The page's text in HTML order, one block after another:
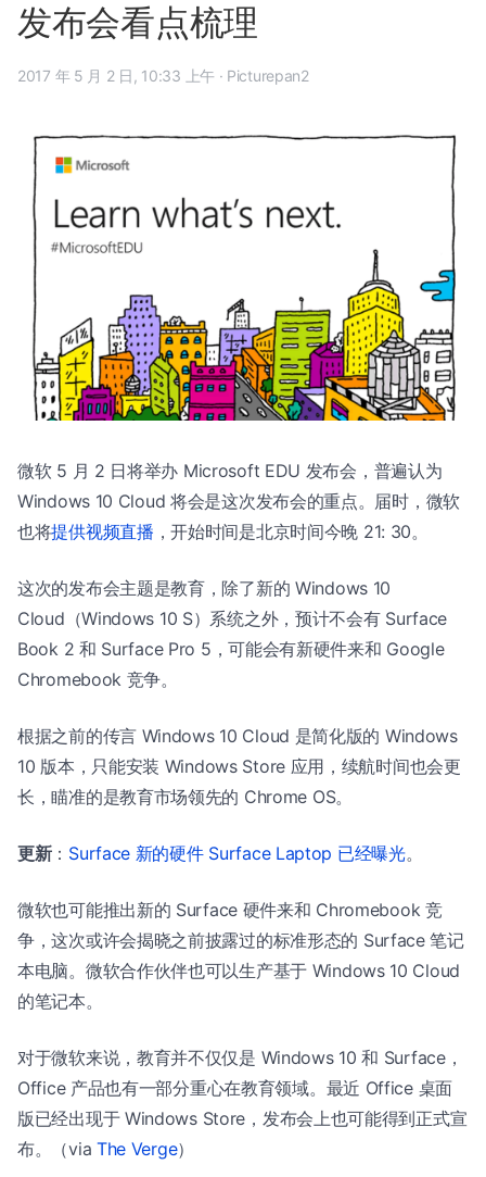
发布会看点梳理
2017 年 5 月 2 日, 10:33 上午 · Picturepan2
微软 5 月 2 日将举办 Microsoft EDU 发布会，普遍认为
Windows 10 Cloud 将会是这次发布会的重点。届时，微软
也将提供视频直播 ，开始时间是北京时间今晚 21: 30。
这次的发布会主题是教育，除了新的 Windows 10
Cloud（Windows 10 S）系统之外，预计不会有 Surface
Book 2 和 Surface Pro 5，可能会有新硬件来和 Google
Chromebook 竞争。
根据之前的传言 Windows 10 Cloud 是简化版的 Windows
10 版本，只能安装 Windows Store 应用，续航时间也会更
长，瞄准的是教育市场领先的 Chrome OS。
更新： Surface 新的硬件 Surface Laptop 已经曝光。
微软也可能推出新的 Surface 硬件来和 Chromebook 竞
争，这次或许会揭晓之前披露过的标准形态的 Surface 笔记
本电脑。微软合作伙伴也可以生产基于 Windows 10 Cloud
的笔记本。
对于微软来说，教育并不仅仅是 Windows 10 和 Surface，
Office 产品也有一部分重心在教育领域。最近 Office 桌面
版已经出现于 Windows Store，发布会上也可能得到正式宣
布。（via The Verge）